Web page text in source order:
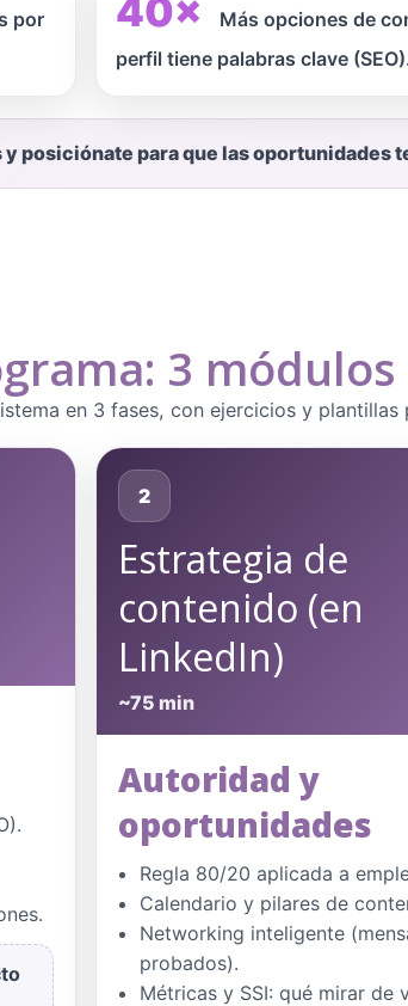
por
40×
Más opciones de
perfil tiene palabras clave
posiciónate para que las oportunidades
3
en 3 fases, con ejercicios y plantillas
2
Estrategia de
contenido (en
LinkedIn)
~75 min
Autoridad y
oportunidades
Regla 80/20 aplicada a
Calendario y pilares de
Networking inteligente
probados).
Métricas y SSI: qué mirar de